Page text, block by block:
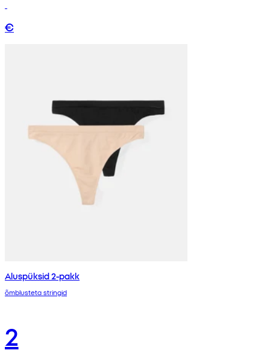
€
Aluspüksid 2-pakk
õmblusteta stringid
2